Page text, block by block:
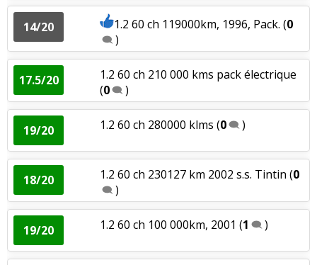
14/20 1.2 60 ch 119000km, 1996, Pack. (0
)
17.5/20
1.2 60 ch 210 000 kms pack électrique
(0 )
19/20 1.2 60 ch 280000 klms (0 )
18/20 1.2 60 ch 230127 km 2002 s.s. Tintin (0
)
19/20 1.2 60 ch 100 000km, 2001 (1 )